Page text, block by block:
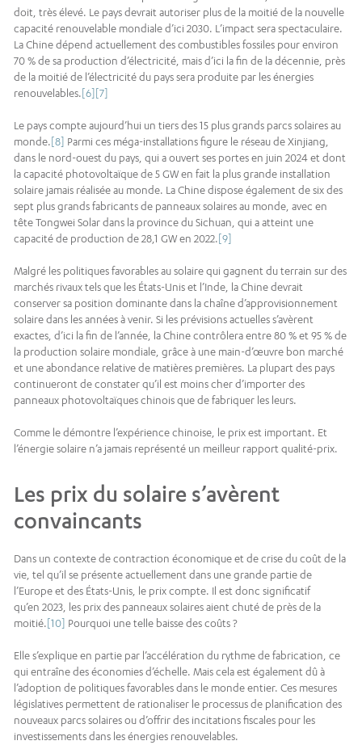
doit, très élevé. Le pays devrait autoriser plus de la moitié de la nouvelle
capacité renouvelable mondiale d’ici 2030. L’impact sera spectaculaire.
La Chine dépend actuellement des combustibles fossiles pour environ
70 % de sa production d’électricité, mais d’ici la fin de la décennie, près
de la moitié de l’électricité du pays sera produite par les énergies
renouvelables.[6] [7]
Le pays compte aujourd’hui un tiers des 15 plus grands parcs solaires au
monde.[8] Parmi ces méga-installations figure le réseau de Xinjiang,
dans le nord-ouest du pays, qui a ouvert ses portes en juin 2024 et dont
la capacité photovoltaïque de 5 GW en fait la plus grande installation
solaire jamais réalisée au monde. La Chine dispose également de six des
sept plus grands fabricants de panneaux solaires au monde, avec en
tête Tongwei Solar dans la province du Sichuan, qui a atteint une
capacité de production de 28,1 GW en 2022.[9]
Malgré les politiques favorables au solaire qui gagnent du terrain sur des
marchés rivaux tels que les États-Unis et l’Inde, la Chine devrait
conserver sa position dominante dans la chaîne d’approvisionnement
solaire dans les années à venir. Si les prévisions actuelles s’avèrent
exactes, d’ici la fin de l’année, la Chine contrôlera entre 80 % et 95 % de
la production solaire mondiale, grâce à une main-d’œuvre bon marché
et une abondance relative de matières premières. La plupart des pays
continueront de constater qu’il est moins cher d’importer des
panneaux photovoltaïques chinois que de fabriquer les leurs.
Comme le démontre l’expérience chinoise, le prix est important. Et
l’énergie solaire n’a jamais représenté un meilleur rapport qualité-prix.
Les prix du solaire s’avèrent
convaincants
Dans un contexte de contraction économique et de crise du coût de la
vie, tel qu’il se présente actuellement dans une grande partie de
l’Europe et des États-Unis, le prix compte. Il est donc significatif
qu’en 2023, les prix des panneaux solaires aient chuté de près de la
moitié.[10] Pourquoi une telle baisse des coûts ?
Elle s’explique en partie par l’accélération du rythme de fabrication, ce
qui entraîne des économies d’échelle. Mais cela est également dû à
l’adoption de politiques favorables dans le monde entier. Ces mesures
législatives permettent de rationaliser le processus de planification des
nouveaux parcs solaires ou d’offrir des incitations fiscales pour les
investissements dans les énergies renouvelables.